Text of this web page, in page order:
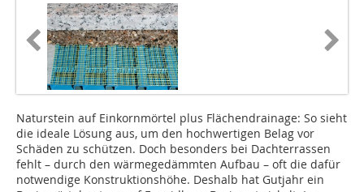
Naturstein auf Einkornmörtel plus Flächendrainage: So sieht
die ideale Lösung aus, um den hochwertigen Belag vor
Schäden zu schützen. Doch besonders bei Dachterrassen
fehlt – durch den wärmegedämmten Aufbau – oft die dafür
notwendige Konstruktionshöhe. Deshalb hat Gutjahr ein